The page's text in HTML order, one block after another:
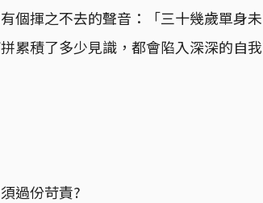
個揮之不去的聲音：「三十幾歲單身未
累積了多少見識，都會陷入深深的自我
過份苛責?